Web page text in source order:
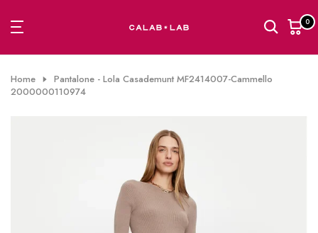
al
0
Home
Pantalone - Lola Casademunt MF2414007-Cammello
2000000110974